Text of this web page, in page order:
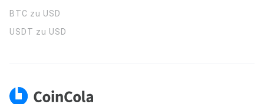
BTC zu USD
USDT zu USD